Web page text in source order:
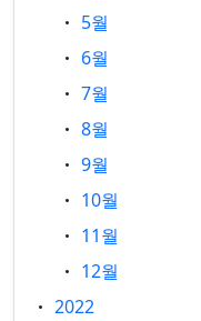
5월
6월
7월
8월
9월
10월
11월
12월
2022